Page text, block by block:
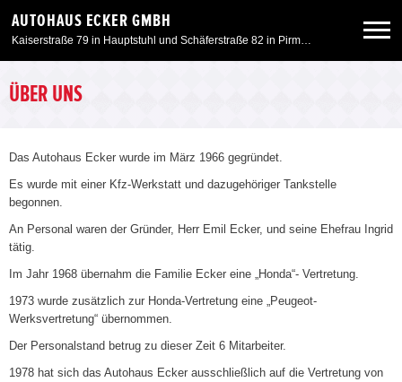
AUTOHAUS ECKER GMBH
Kaiserstraße 79 in Hauptstuhl und Schäferstraße 82 in Pirmasens
Neuwagen
Angebote
Service & Zubehör
Unser Autohaus
ÜBER UNS
Das Autohaus Ecker wurde im März 1966 gegründet.
Es wurde mit einer Kfz-Werkstatt und dazugehöriger Tankstelle
begonnen.
An Personal waren der Gründer, Herr Emil Ecker, und seine Ehefrau Ingrid
tätig.
Im Jahr 1968 übernahm die Familie Ecker eine „Honda“- Vertretung.
1973 wurde zusätzlich zur Honda-Vertretung eine „Peugeot-
Werksvertretung“ übernommen.
Der Personalstand betrug zu dieser Zeit 6 Mitarbeiter.
1978 hat sich das Autohaus Ecker ausschließlich auf die Vertretung von